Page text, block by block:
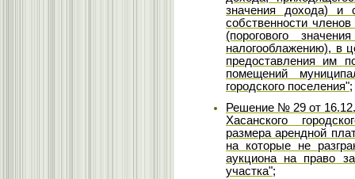
значения дохода) и
собственности
(порогового
налогооблажению), в
предоставления им
помещений
городского поселения";
Решение № 29 от
Хасанского
размера арендной
на которые не
аукциона на право
участка";